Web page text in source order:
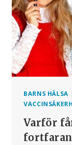
+
BARNS HÄLSA |
Varför